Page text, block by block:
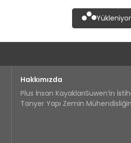
Hakkımızda
Plus İnsan KayaklarıSuwen’in
Tanyer Yapı Zemin